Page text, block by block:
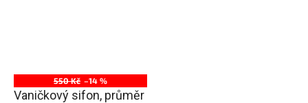
550 Kč –14 %
Vaničkový sifon, průměr